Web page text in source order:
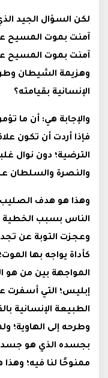
لكن السؤال الجيد
آمنت بموت المسيح
آمنت بموت المسيح
وهزيمة الشيطان
الإنسانية بقيامته؟
والإجابة هي: أن ما
فإذا أردت أن تكون
الترضية؛ دون نوال
والنصرة والسلطان
وهذا هو هدف الصليب
الناس بسبب الخطية
وعجزت التوبة عن
كأداة يواجه بها
المواجهة بين من هو
إبليس؛ التي أسفرت
الطبيعة الإنسانية
وطرحه إلى الهاوية؛
بجسده الذي هو
ممنوحًا لنا فيه؛